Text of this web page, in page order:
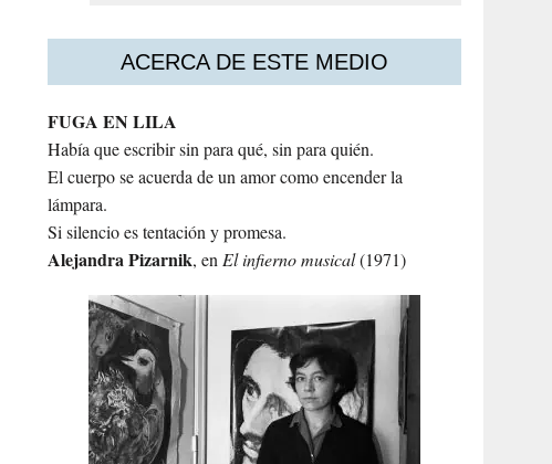
ACERCA DE ESTE MEDIO
FUGA EN LILA
Había que escribir sin para qué, sin para quién.
El cuerpo se acuerda de un amor como encender la
lámpara.
Si silencio es tentación y promesa.
AlejandraPizarnik, enEl infierno musical(1971)